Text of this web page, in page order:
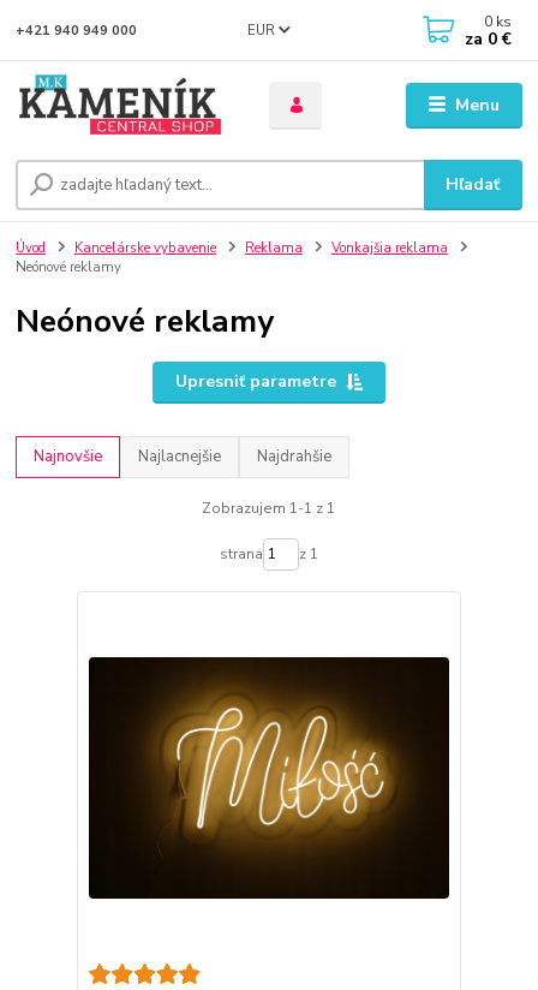
Menu
EUR
Hľadať
+421 940 949 000 0 ks
za 0 €
Úvod Kancelárske vybavenie Reklama
Vonkajšia reklama
Neónové reklamy
Neónové reklamy
Upresniť parametre
Najnovšie Najlacnejšie Najdrahšie
Zobrazujem 1-1 z 1
strana z 1